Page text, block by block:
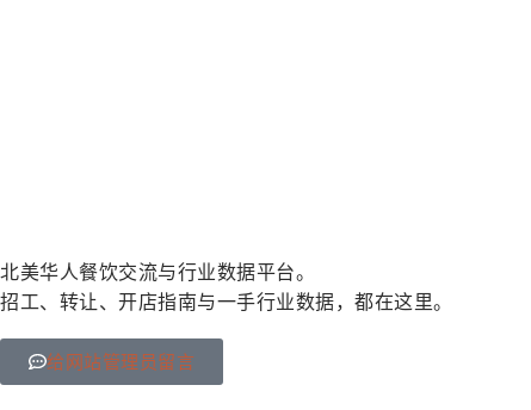
北美华人餐饮交流与行业数据平台。
招工、转让、开店指南与一手行业数据，都在这里。
给网站管理员留言